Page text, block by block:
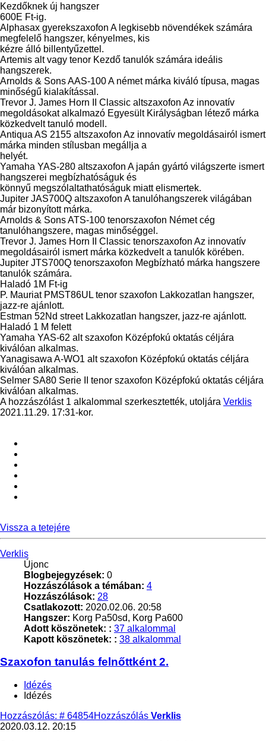
Kezdőknek új hangszer
600E Ft-ig.
Alphasax gyerekszaxofon A legkisebb növendékek számára
megfelelő hangszer, kényelmes, kis
kézre álló billentyűzettel.
Artemis alt vagy tenor Kezdő tanulók számára ideális
hangszerek.
Arnolds & Sons AAS-100 A német márka kiváló típusa, magas
minőségű kialakítással.
Trevor J. James Horn II Classic altszaxofon Az innovatív
megoldásokat alkalmazó Egyesült Királyságban létező márka
közkedvelt tanuló modell.
Antiqua AS 2155 altszaxofon Az innovatív megoldásairól ismert
márka minden stílusban megállja a
helyét.
Yamaha YAS-280 altszaxofon A japán gyártó világszerte ismert
hangszerei megbízhatóságuk és
könnyű megszólaltathatóságuk miatt elismertek.
Jupiter JAS700Q altszaxofon A tanulóhangszerek világában
már bizonyított márka.
Arnolds & Sons ATS-100 tenorszaxofon Német cég
tanulóhangszere, magas minőséggel.
Trevor J. James Horn II Classic tenorszaxofon Az innovatív
megoldásairól ismert márka közkedvelt a tanulók körében.
Jupiter JTS700Q tenorszaxofon Megbízható márka hangszere
tanulók számára.
Haladó 1M Ft-ig
P. Mauriat PMST86UL tenor szaxofon Lakkozatlan hangszer,
jazz-re ajánlott.
Estman 52Nd street Lakkozatlan hangszer, jazz-re ajánlott.
Haladó 1 M felett
Yamaha YAS-62 alt szaxofon Középfokú oktatás céljára
kiválóan alkalmas.
Yanagisawa A-WO1 alt szaxofon Középfokú oktatás céljára
kiválóan alkalmas.
Selmer SA80 Serie II tenor szaxofon Középfokú oktatás céljára
kiválóan alkalmas.
A hozzászólást 1 alkalommal szerkesztették, utoljára Verklis
2021.11.29. 17:31-kor.
Vissza a tetejére
Verklis
Újonc
Blogbejegyzések: 0
Hozzászólások a témában: 4
Hozzászólások: 28
Csatlakozott: 2020.02.06. 20:58
Hangszer: Korg Pa50sd, Korg Pa600
Adott köszönetek: : 37 alkalommal
Kapott köszönetek: : 38 alkalommal
Szaxofon tanulás felnőttként 2.
Idézés
Idézés
Hozzászólás: # 64854Hozzászólás Verklis
2020.03.12. 20:15